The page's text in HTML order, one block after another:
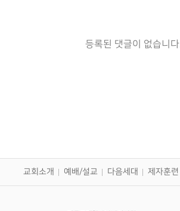
등록된 댓글이 없습니다.
교회소개 예배/설교 다음세대 제자훈련